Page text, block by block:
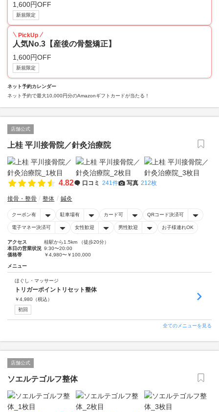
1,600円OFF
新規限定
PickUp
人気No.3【産後の骨盤矯正】
1,600円OFF
新規限定
ネット予約カレンダー
ネット予約で最大10,000円分のAmazonギフトカードが当たる！
店舗公式
上桂 平川接骨院／針灸治療院
4.82 口コミ 241件 写真 212枚
接骨・整骨 整体 鍼灸
クーポン有 駐車場有 カード可 QRコード決済可
電子マネー決済可 女性歓迎 男性歓迎 お子様連れOK
アクセス
桂駅から1.5km （徒歩20分）
本日の営業状況 9:30〜20:00
価格帯
￥4,980〜￥100,000
メニュー
ほぐし・マッサージ
トリガーポイントリセット整体
￥4,980 （税込）
初回
全てのメニューを見る
店舗公式
ソエルテゴルフ整体